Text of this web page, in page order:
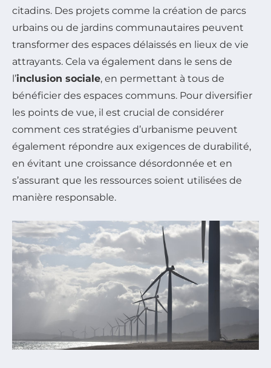
citadins. Des projets comme la création de parcs
urbains ou de jardins communautaires peuvent
transformer des espaces délaissés en lieux de vie
attrayants. Cela va également dans le sens de
l’inclusion sociale, en permettant à tous de
bénéficier des espaces communs. Pour diversifier
les points de vue, il est crucial de considérer
comment ces stratégies d’urbanisme peuvent
également répondre aux exigences de durabilité,
en évitant une croissance désordonnée et en
s’assurant que les ressources soient utilisées de
manière responsable.